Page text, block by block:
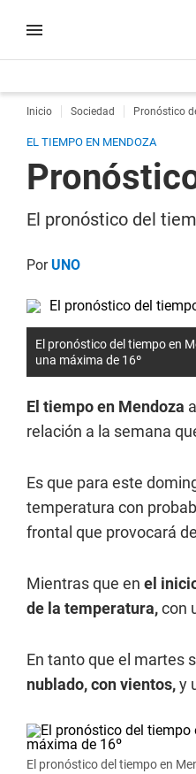
Inicio Sociedad Pronóstico
EL TIEMPO EN MENDOZA
El pronóstico del
PorUNO
El pronóstico del tiempo en
una máxima de 16º
El tiempo en Mendoza
relación a la semana
Es que para este
temperatura con
frontal que provocará de
Mientras que en el
de la temperatura,con
En tanto que el martes
nublado, con vientos,y
El pronóstico del tiempo en